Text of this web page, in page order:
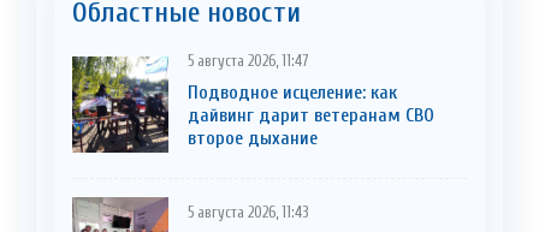
Областные новости
5 августа 2026, 11:47
Подводное исцеление: как
дайвинг дарит ветеранам СВО
второе дыхание
5 августа 2026, 11:43